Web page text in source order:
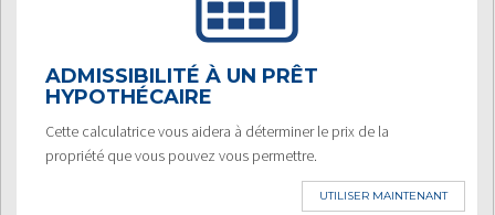
ADMISSIBILITÉ À UN PRÊT
HYPOTHÉCAIRE
Cette calculatrice vous aidera à déterminer le prix de la
propriété que vous pouvez vous permettre.
UTILISER MAINTENANT